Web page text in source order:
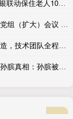
望牛配资 109人的“炒股群”108个托！静安警银联动保住老人10万元
鑫亿配资 水安全保障看山西：省水利厅召开党组（扩大）会议 传达学习贯彻全国两会精神
晟红网配资 江苏易玛伽智能专注喷码设备制造，技术团队全程严格把控。提供高解析喷码机、小字符喷码机及激光喷码机，保障标识清晰稳定运行
金牛所配资 山东挖出一竹简，解开庞涓残害孙膑真相：孙膑被挖掉膝盖骨真不冤_田忌_竹筒_齐国